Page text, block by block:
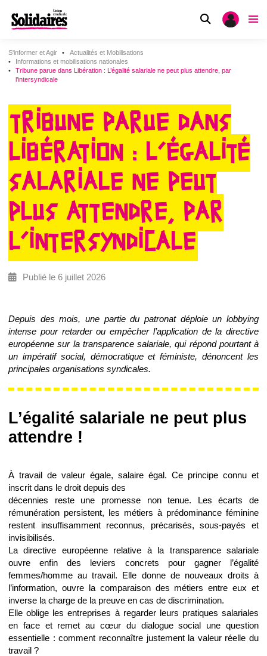
S'informer et Agir
Actualités et Mobilisations
Informations et mobilisations nationales
Tribune parue dans Libération : L’égalité salariale ne peut plus attendre, par
l’intersyndicale
TRIBUNE PARUE DANS
LIBÉRATION : L’ÉGALITÉ
SALARIALE NE PEUT
PLUS ATTENDRE, PAR
L’INTERSYNDICALE
Publié le 6 juillet 2026
Depuis des mois, une partie du patronat déploie un lobbying
intense pour retarder ou empêcher l’application de la directive
européenne sur la transparence salariale, qui répond pourtant à
un impératif social, démocratique et féministe, dénoncent les
principales organisations syndicales.
L’égalité salariale ne peut plus
attendre !
À travail de valeur égale, salaire égal. Ce principe connu et
inscrit dans le droit depuis des
décennies reste une promesse non tenue. Les écarts de
rémunération persistent, les métiers à prédominance féminine
restent insuffisamment reconnus, précarisés, sous-payés et
invisibilisés.
La directive européenne relative à la transparence salariale
ouvre enfin des leviers concrets pour gagner l’égalité
femmes/homme au travail. Elle donne de nouveaux droits à
l’information, ouvre la comparaison des métiers entre eux et
inverse la charge de la preuve en cas de discrimination.
Elle oblige les entreprises à regarder leurs pratiques salariales
en face et remet au cœur du dialogue social une question
essentielle : comment reconnaître justement la valeur réelle du
travail ?